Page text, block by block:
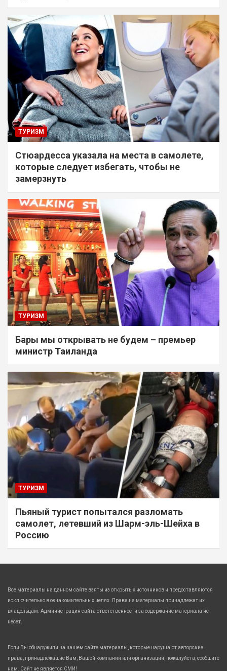
ТУРИЗМ
Стюардесса указала на места в самолете,
которые следует избегать, чтобы не
замерзнуть
ТУРИЗМ
Бары мы открывать не будем – премьер
министр Таиланда
ТУРИЗМ
Пьяный турист попытался разломать
самолет, летевший из Шарм-эль-Шейха в
Россию
Все материалы на данном сайте взяты из открытых источников и предоставляются
исключительно в ознакомительных целях. Права на материалы принадлежат их
владельцам. Администрация сайта ответственности за содержание материала не
несет.
Если Вы обнаружили на нашем сайте материалы, которые нарушают авторские
права, принадлежащие Вам, Вашей компании или организации, пожалуйста, сообщите
нам. Сайт не является СМИ!